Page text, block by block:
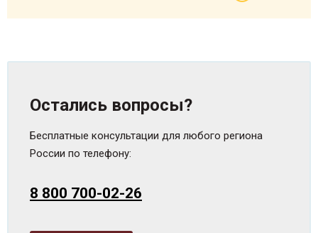
Остались вопросы?
Бесплатные консультации для любого региона
России по телефону:
8 800 700-02-26